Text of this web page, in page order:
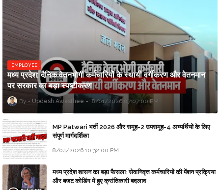
EMPLOYEE
मध्य प्रदेश: दैनिक वेतनभोगी कर्मचारियों के स्थायी वर्गीकरण और वेतनमान
पर सरकार का बड़ा स्पष्टीकरण
Updesh Awasthee 8/01/2026 07:07:00 PM
MP Patwari भर्ती 2026 और समूह-2 उपसमूह-4 अभ्यर्थियों के लिए
संपूर्ण मार्गदर्शिका
8/04/2026 10:32:00 PM
मध्य प्रदेश शासन का बड़ा फैसला: सेवानिवृत्त कर्मचारियों की पेंशन प्रक्रिया
और बजट कोडिंग में हुए क्रांतिकारी बदलाव